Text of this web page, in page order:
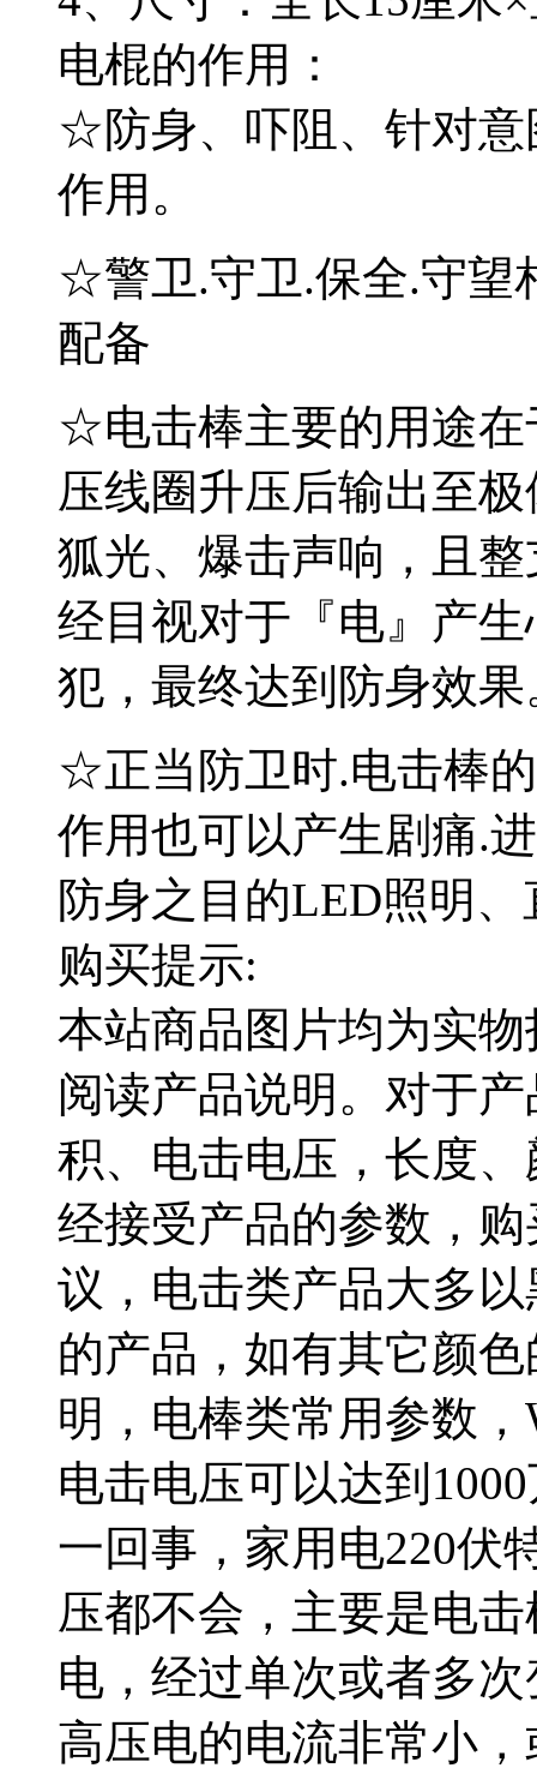
电棍的作用：
☆防身、吓阻、针对意
作用。
☆警卫.守卫.保全.守望
配备
☆电击棒主要的用途在
压线圈升压后输出至
狐光、爆击声响，且
经目视对于『电』产
犯，最终达到防身效果
☆正当防卫时.电击棒
作用也可以产生剧痛.
防身之目的LED照明
购买提示:
本站商品图片均为实
阅读产品说明。对于
积、电击电压，长度
经接受产品的参数，
议，电击类产品大多
的产品，如有其它颜
明，电棒类常用参数
电击电压可以达到
一回事，家用电220伏
压都不会，主要是电
电，经过单次或者多
高压电的电流非常小